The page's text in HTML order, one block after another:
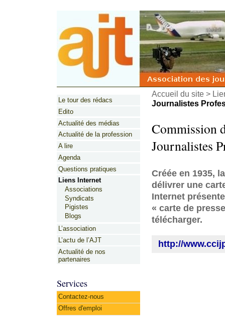
Accueil du site>
Journalistes
Commission
Journalistes
Créée en 1935,
délivrer une
Internet
« carte de
télécharger.
http://
Le tour des rédacs
Edito
Actualité des médias
Actualité de la profession
A lire
Agenda
Questions pratiques
Liens Internet
Associations
Syndicats
Pigistes
Blogs
L’association
L’actu de l’AJT
Actualité de nos
partenaires
Services
Contactez-nous
Offres d'emploi